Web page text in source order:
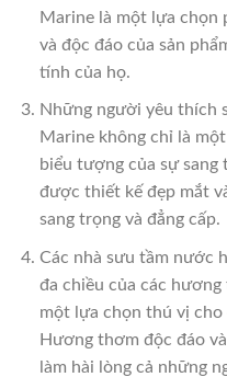
Marine là một lựa chọn
và độc đáo của sản
tính của họ.
Những người yêu thích
Marine không chỉ là
biểu tượng của sự sang
được thiết kế đẹp mắt
sang trọng và đẳng cấp.
Các nhà sưu tầm nước
đa chiều của các
một lựa chọn thú vị cho
Hương thơm độc đáo
làm hài lòng cả những